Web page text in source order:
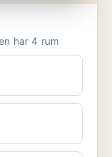
Bostaden har 4 rum